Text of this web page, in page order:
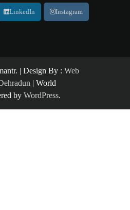
LinkedIn Instagram
| Design By : Web
| World
by WordPress.